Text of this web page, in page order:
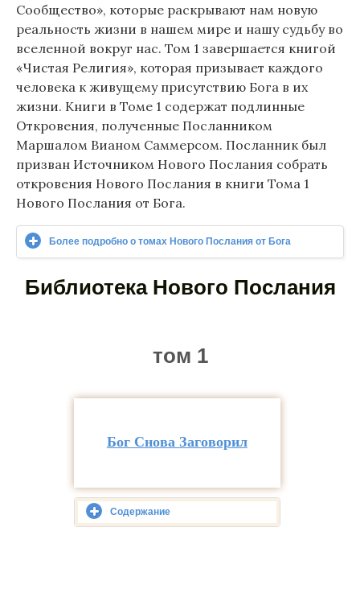
Сообщество», которые раскрывают нам новую
реальность жизни в нашем мире и нашу судьбу во
вселенной вокруг нас. Том 1 завершается книгой
«Чистая Религия», которая призывает каждого
человека к живущему присутствию Бога в их
жизни. Книги в Томе 1 содержат подлинные
Откровения, полученные Посланником
Маршалом Вианом Саммерсом. Посланник был
призван Источником Нового Послания собрать
откровения Нового Послания в книги Тома 1
Нового Послания от Бога.
Более подробно о томах Нового Послания от Бога
Библиотека Нового Послания
том 1
Бог Снова Заговорил
Содержание